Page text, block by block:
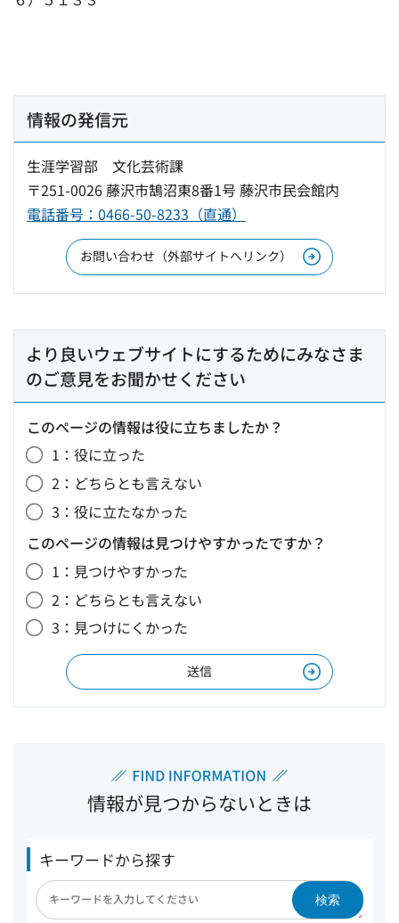
情報の発信元
生涯学習部 文化芸術課
〒251-0026 藤沢市鵠沼東8番1号 藤沢市民会館内
電話番号：0466-50-8233（直通）
お問い合わせ（外部サイトへリンク）
より良いウェブサイトにするためにみなさま
のご意見をお聞かせください
このページの情報は役に立ちましたか？
1：役に立った
2：どちらとも言えない
3：役に立たなかった
このページの情報は見つけやすかったですか？
1：見つけやすかった
2：どちらとも言えない
3：見つけにくかった
情報が見つからないときは
キーワードから探す
検索